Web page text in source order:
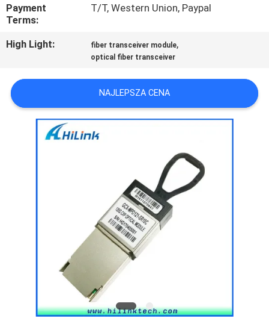
KONTROLA
SIĘ
Payment
Terms:
T/T, Western Union, Paypal
High Light: fiber transceiver module,
optical fiber transceiver
NAJLEPSZA CENA